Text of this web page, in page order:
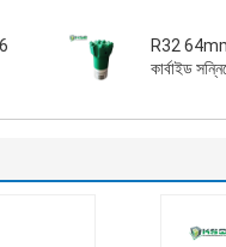
R32 64mm
কার্বাইড